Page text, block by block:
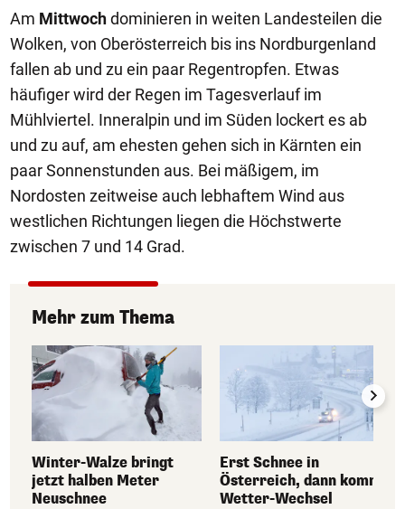
Am Mittwochdominieren in weiten Landesteilen die
Wolken, von Oberösterreich bis ins Nordburgenland
fallen ab und zu ein paar Regentropfen. Etwas
häufiger wird der Regen im Tagesverlauf im
Mühlviertel. Inneralpin und im Süden lockert es ab
und zu auf, am ehesten gehen sich in Kärnten ein
paar Sonnenstunden aus. Bei mäßigem, im
Nordosten zeitweise auch lebhaftem Wind aus
westlichen Richtungen liegen die Höchstwerte
zwischen 7 und 14 Grad.
Mehr zum Thema
Winter-Walze bringt
jetzt halben Meter
Neuschnee
Erst Schnee in
Österreich, dann kommt
Wetter-Wechsel